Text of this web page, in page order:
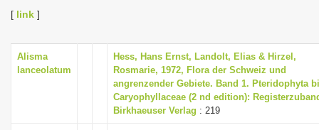
i
g
a
t
[ link ]
Alisma
lanceolatum
Hess, Hans Ernst, Landolt, Elias & Hirzel,
Rosmarie, 1972, Flora der Schweiz und
angrenzender Gebiete. Band 1. Pteridophyta
Caryophyllaceae (2 nd edition):
Birkhaeuser Verlag : 219